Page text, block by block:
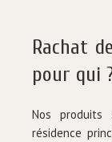
Rachat
pour qui
Nos produits
résidence